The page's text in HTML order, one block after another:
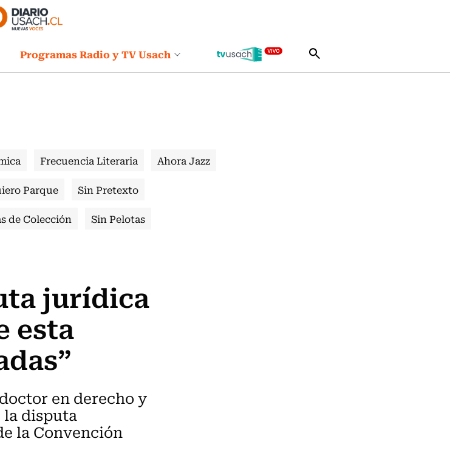
Programas Radio y TV Usach
Frecuencia Literaria
Ahora Jazz
Parque
Sin Pretexto
de Colección
Sin Pelotas
jurídica
esta
en derecho y
la disputa
la Convención